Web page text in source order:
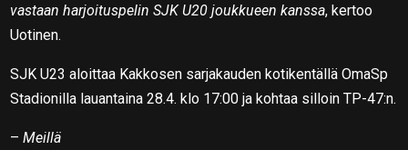
vastaan harjoituspelin SJK U20 joukkueen kanssa, kertoo
Uotinen.
SJK U23 aloittaa Kakkosen sarjakauden kotikentällä OmaSp
Stadionilla lauantaina 28.4. klo 17:00 ja kohtaa silloin TP-47:n.
–Meillä